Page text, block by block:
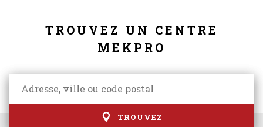
TROUVEZ UN CENTRE
MEKPRO
TROUVEZ